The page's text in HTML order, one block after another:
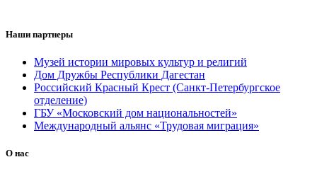
Наши партнеры
Музей истории мировых культур и религий
Дом Дружбы Республики Дагестан
Российский Красный Крест (Санкт-Петербургское
отделение)
ГБУ «Московский дом национальностей»
Международный альянс «Трудовая миграция»
О нас